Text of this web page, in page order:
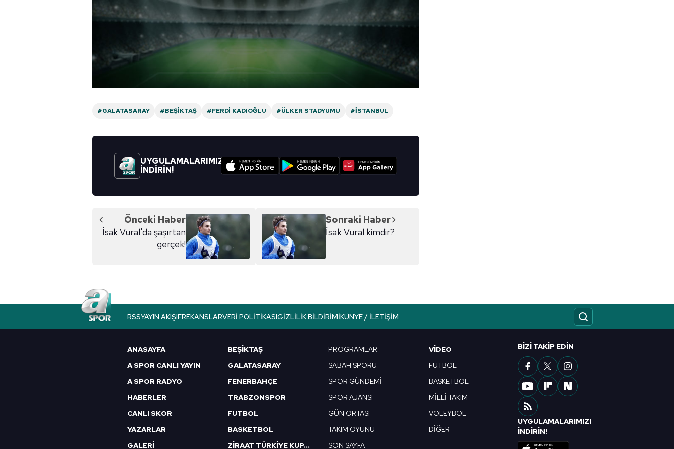
#GALATASARAY #BEŞIKTAŞ #FERDI KADIOĞLU #ÜLKER STADYUMU #İSTANBUL
UYGULAMALARIMIZI
İNDİRİN!
Önceki Haber
İsak Vural'da şaşırtan
gerçek!
Sonraki Haber
İsak Vural kimdir?
RSSYAYIN AKIŞIFREKANSLARVERI POLITIKASIGIZLILIK BILDIRIMIKÜNYE / İLETIŞIM
ANASAYFA
A SPOR CANLI YAYIN
A SPOR RADYO
HABERLER
CANLI SKOR
YAZARLAR
GALERİ
BEŞİKTAŞ
GALATASARAY
FENERBAHÇE
TRABZONSPOR
FUTBOL
BASKETBOL
ZİRAAT TÜRKİYE KUPASI
PROGRAMLAR
SABAH SPORU
SPOR GÜNDEMİ
SPOR AJANSI
GÜN ORTASI
TAKIM OYUNU
SON SAYFA
VIDEO
FUTBOL
BASKETBOL
MİLLİ TAKIM
VOLEYBOL
DİĞER
BIZI TAKIP EDIN
UYGULAMALARIMIZI
İNDİRİN!